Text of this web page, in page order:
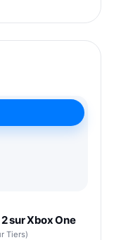
sur Xbox One
Tiers)